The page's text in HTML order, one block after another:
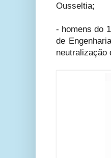
Ousseltia;
- homens do
de
neutralização